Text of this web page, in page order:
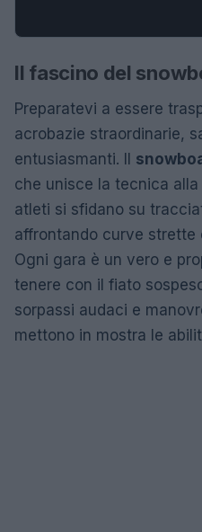
Il fascino del
Preparatevi a essere
acrobazie straordinarie,
entusiasmanti. Il
che unisce la tecnica
atleti si sfidano su
affrontando curve strette
Ogni gara è un vero e
tenere con il fiato
sorpassi audaci e
mettono in mostra le